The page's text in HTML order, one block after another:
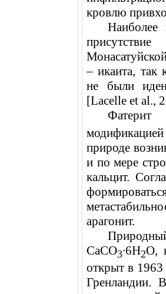
кровлю
Наиболее
– икаита, так
не были
[Lacelle et al.,
природе
и по мере
кальцит.
арагонит.
CaCO3∙6H2O,
открыт в 1963
Гренландии.